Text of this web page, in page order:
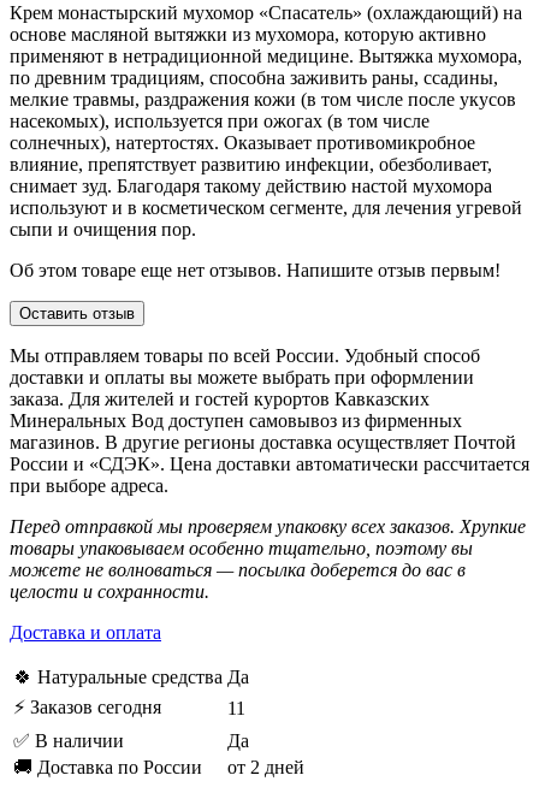
Крем монастырский мухомор «Спасатель» (охлаждающий) на
основе масляной вытяжки из мухомора, которую активно
применяют в нетрадиционной медицине. Вытяжка мухомора,
по древним традициям, способна заживить раны, ссадины,
мелкие травмы, раздражения кожи (в том числе после укусов
насекомых), используется при ожогах (в том числе
солнечных), натертостях. Оказывает противомикробное
влияние, препятствует развитию инфекции, обезболивает,
снимает зуд. Благодаря такому действию настой мухомора
используют и в косметическом сегменте, для лечения угревой
сыпи и очищения пор.
Об этом товаре еще нет отзывов. Напишите отзыв первым!
Оставить отзыв
Мы отправляем товары по всей России. Удобный способ
доставки и оплаты вы можете выбрать при оформлении
заказа. Для жителей и гостей курортов Кавказских
Минеральных Вод доступен самовывоз из фирменных
магазинов. В другие регионы доставка осуществляет Почтой
России и «СДЭК». Цена доставки автоматически рассчитается
при выборе адреса.
Перед отправкой мы проверяем упаковку всех заказов. Хрупкие
товары упаковываем особенно тщательно, поэтому вы
можете не волноваться — посылка доберется до вас в
целости и сохранности.
Доставка и оплата
🍀 Натуральные средства Да
⚡ Заказов сегодня
11
✅ В наличии
Да
🚚 Доставка по России
от 2 дней